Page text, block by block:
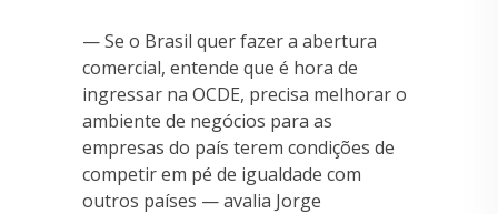
— Se o Brasil quer fazer a abertura
comercial, entende que é hora de
ingressar na OCDE, precisa melhorar o
ambiente de negócios para as
empresas do país terem condições de
competir em pé de igualdade com
outros países — avalia Jorge